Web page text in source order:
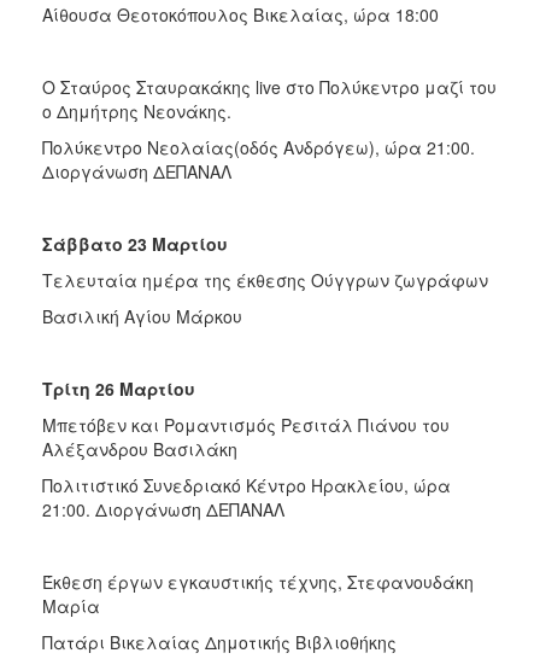
Αίθουσα Θεοτοκόπουλος Βικελαίας, ώρα 18:00
Ο Σταύρος Σταυρακάκης live στο Πολύκεντρο μαζί του
ο Δημήτρης Νεονάκης.
Πολύκεντρο Νεολαίας(οδός Ανδρόγεω), ώρα 21:00.
Διοργάνωση ΔΕΠΑΝΑΛ
Σάββατο 23 Μαρτίου
Τελευταία ημέρα της έκθεσης Ούγγρων ζωγράφων
Βασιλική Αγίου Μάρκου
Τρίτη 26 Μαρτίου
Μπετόβεν και Ρομαντισμός Ρεσιτάλ Πιάνου του
Αλέξανδρου Βασιλάκη
Πολιτιστικό Συνεδριακό Κέντρο Ηρακλείου, ώρα
21:00. Διοργάνωση ΔΕΠΑΝΑΛ
Έκθεση έργων εγκαυστικής τέχνης, Στεφανουδάκη
Μαρία
Πατάρι Βικελαίας Δημοτικής Βιβλιοθήκης